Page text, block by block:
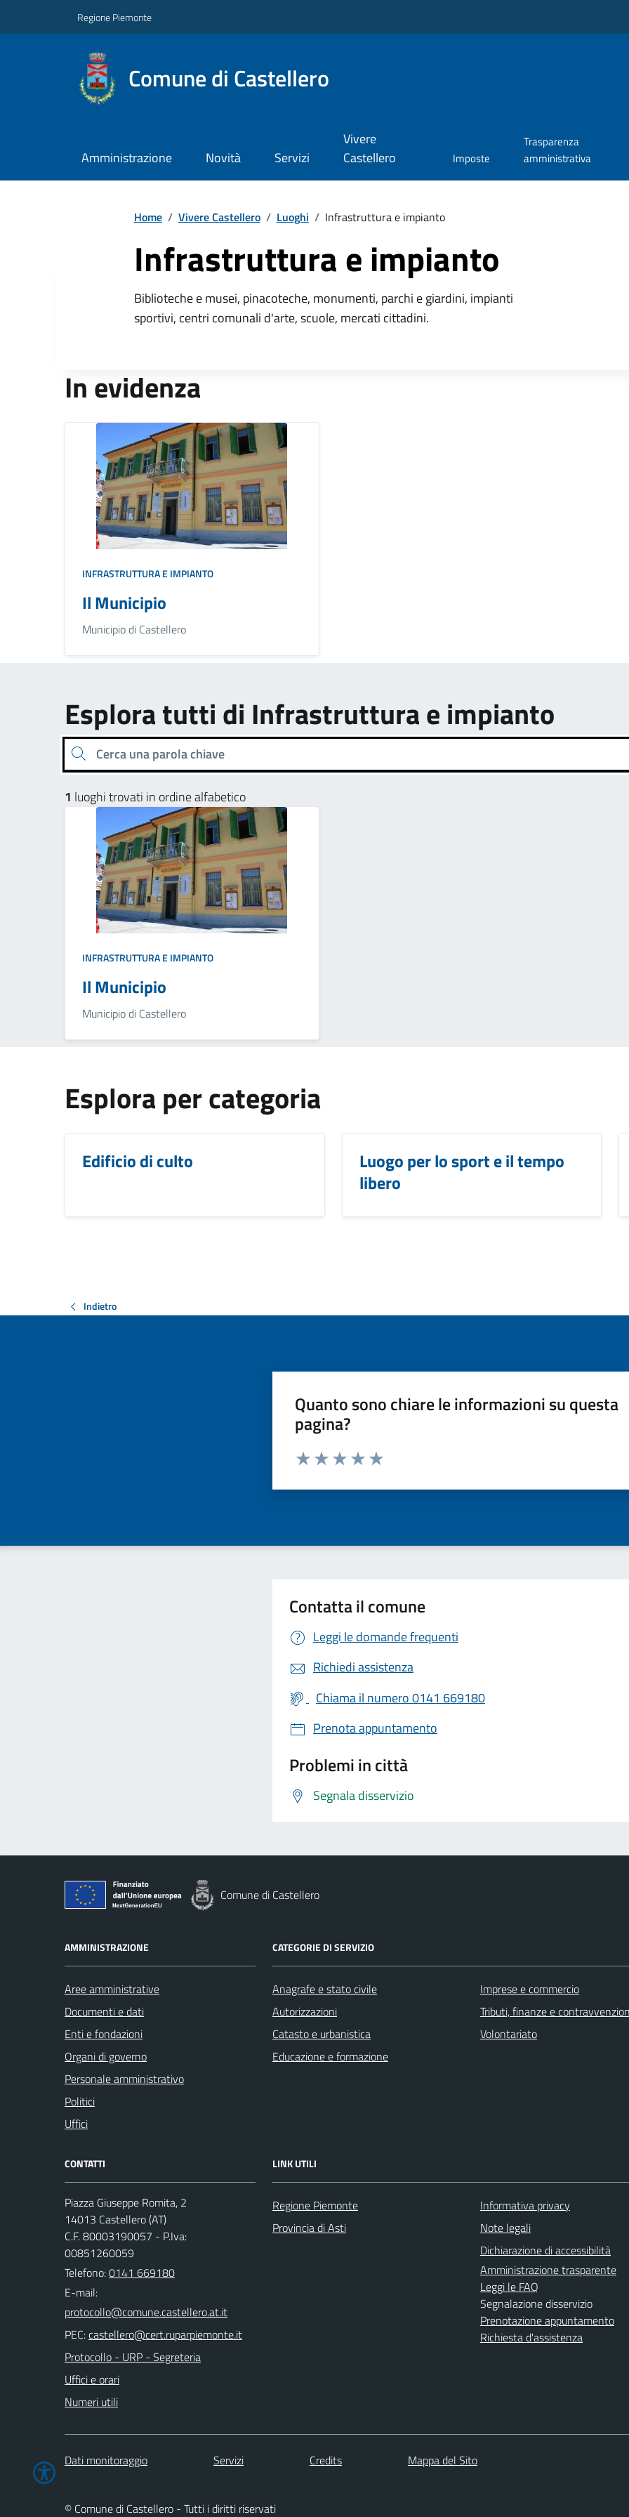
Regione Piemonte
Comune di Castellero
Amministrazione Novità Servizi
Vivere
Castellero
Imposte
Trasparenza
amministrativa
Home / Vivere Castellero / Luoghi / Infrastruttura e impianto
Infrastruttura e impianto
Biblioteche e musei, pinacoteche, monumenti, parchi e giardini, impianti
sportivi, centri comunali d'arte, scuole, mercati cittadini.
In evidenza
INFRASTRUTTURA E IMPIANTO
Il Municipio
Municipio di Castellero
Esplora tutti di Infrastruttura e impianto
Cerca una parola chiave
1 luoghi trovati in ordine alfabetico
INFRASTRUTTURA E IMPIANTO
Il Municipio
Municipio di Castellero
Esplora per categoria
Edificio di culto
Luogo per lo sport e il tempo
libero
Indietro
Quanto sono chiare le informazioni su questa
pagina?
Valuta da 1 a 5 stelle la pagina
Contatta il comune
Leggi le domande frequenti
Richiedi assistenza
Chiama il numero 0141 669180
Prenota appuntamento
Problemi in città
Segnala disservizio
Comune di Castellero
AMMINISTRAZIONE
Aree amministrative
Documenti e dati
Enti e fondazioni
Organi di governo
Personale amministrativo
Politici
Uffici
CATEGORIE DI SERVIZIO
Anagrafe e stato civile
Autorizzazioni
Catasto e urbanistica
Educazione e formazione
Imprese e commercio
Tributi, finanze e
Volontariato
CONTATTI
Piazza Giuseppe Romita, 2
14013 Castellero (AT)
C.F. 80003190057 - P.Iva:
00851260059
Telefono:0141 669180
E-mail:
PEC:
Protocollo - URP - Segreteria
Uffici e orari
Numeri utili
LINK UTILI
Regione Piemonte
Provincia di Asti
Informativa privacy
Note legali
Dichiarazione di accessibilità
Amministrazione trasparente
Leggi le FAQ
Segnalazione disservizio
Prenotazione appuntamento
Richiesta d'assistenza
Dati monitoraggio Servizi Credits Mappa del Sito
© Comune di Castellero - Tutti i diritti riservati